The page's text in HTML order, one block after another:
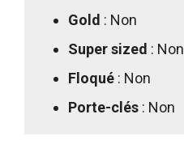
Gold : Non
Super sized : Non
Floqué : Non
Porte-clés : Non